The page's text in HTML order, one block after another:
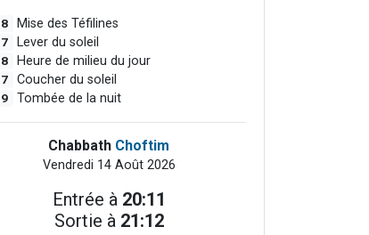
Mise des Téfilines
Lever du soleil
Heure de milieu du jour
Coucher du soleil
Tombée de la nuit
Chabbath Choftim
Vendredi 14 Août 2026
Entrée à 20:11
Sortie à 21:12